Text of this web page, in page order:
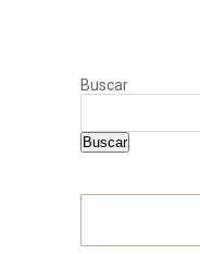
Buscar
Buscar